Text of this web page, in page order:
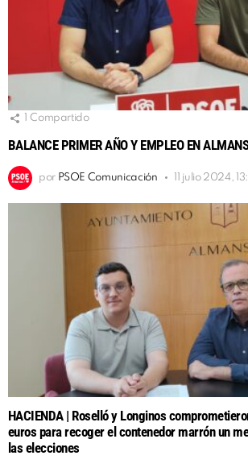
Compartido
BALANCE PRIMER AÑO Y EMPLEO EN
por PSOE Comunicación 11 julio 2024,
HACIENDA | Roselló y Longinos
euros para recoger el contenedor marrón un
las elecciones